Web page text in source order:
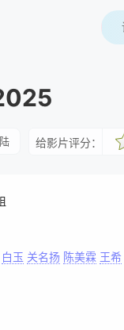
给影片评分：
很差较差还行 推荐
白玉 关名扬 陈美霖 王希